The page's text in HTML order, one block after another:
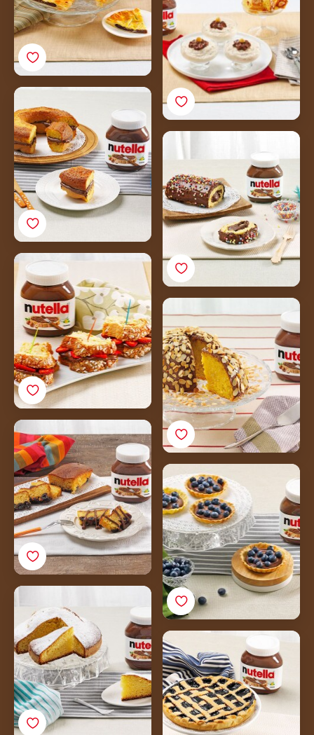
Nutella®-val
Húsvéti colomba torta
Nutella®-val és eperrel
mandulakéregben
Nutella®-val
Nutella®-val és
cseresznyével
Tartlet Nutella®-val és
áfonyával
val
Tart Nutella®-val és
áfonyával